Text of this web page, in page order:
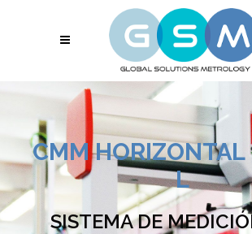
CMM HORIZONTAL
L
SISTEMA DE